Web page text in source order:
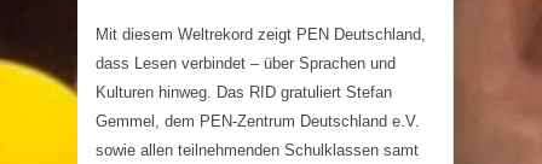
Mit diesem Weltrekord zeigt PEN Deutschland,
dass Lesen verbindet – über Sprachen und
Kulturen hinweg. Das RID gratuliert Stefan
Gemmel, dem PEN-Zentrum Deutschland e.V.
sowie allen teilnehmenden Schulklassen samt